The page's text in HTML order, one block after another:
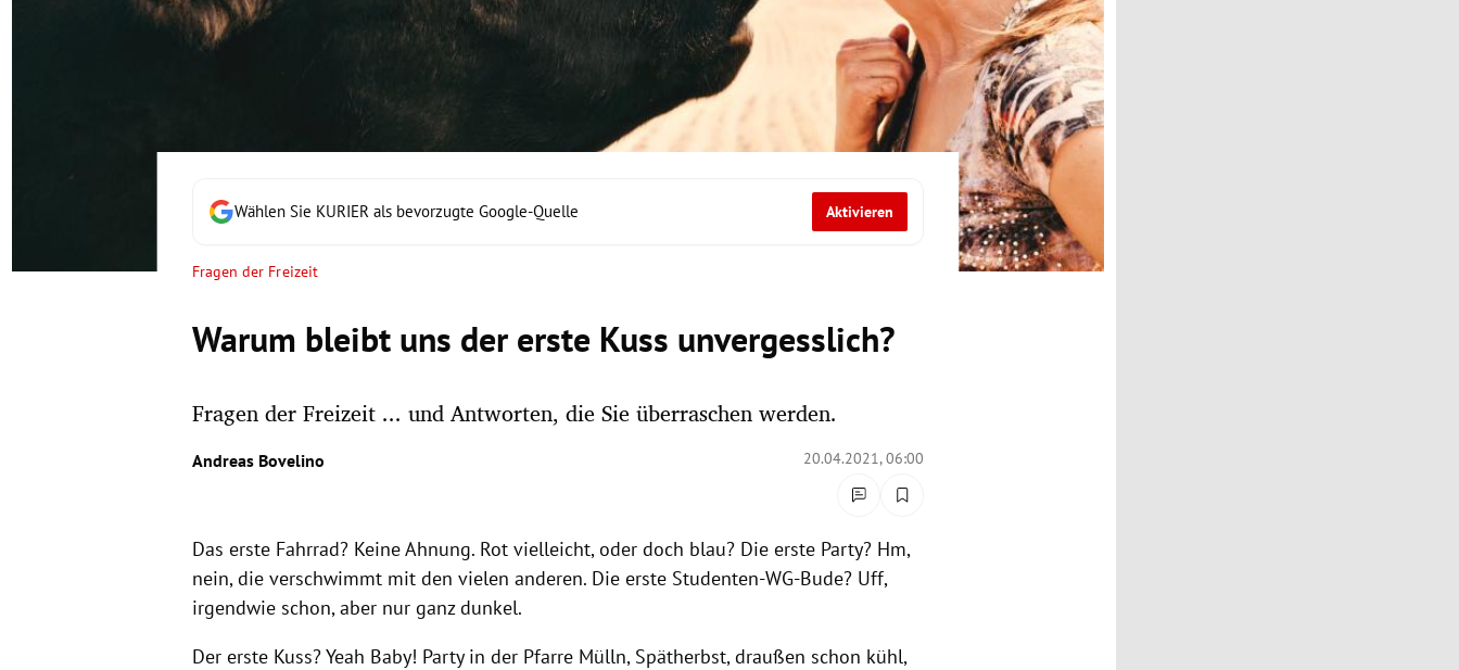
Wählen Sie KURIER als bevorzugte Google-Quelle Aktivieren
Fragen der Freizeit
Warum bleibt uns der erste Kuss unvergesslich?
Fragen der Freizeit ... und Antworten, die Sie überraschen werden.
Andreas Bovelino 20.04.2021, 06:00
Das erste Fahrrad? Keine Ahnung. Rot vielleicht, oder doch blau? Die erste Party? Hm,
nein, die verschwimmt mit den vielen anderen. Die erste Studenten-WG-Bude? Uff,
irgendwie schon, aber nur ganz dunkel.
Der erste Kuss? Yeah Baby! Party in der Pfarre Mülln, Spätherbst, draußen schon kühl,